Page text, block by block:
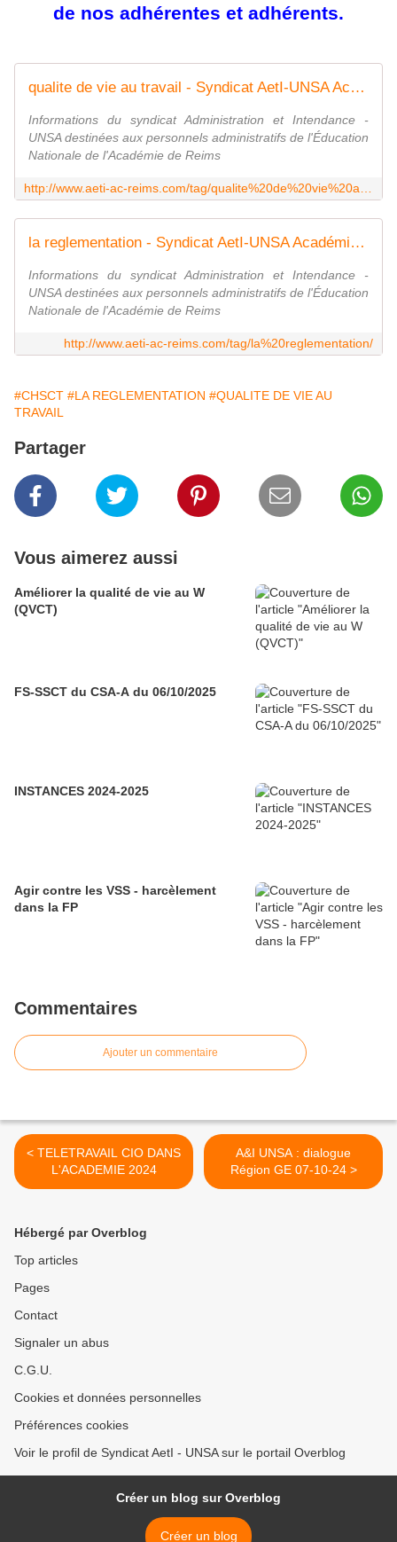
de nos adhérentes et adhérents.
qualite de vie au travail - Syndicat AetI-UNSA Académie Reims
Informations du syndicat Administration et Intendance -
UNSA destinées aux personnels administratifs de l'Éducation
Nationale de l'Académie de Reims
la reglementation - Syndicat AetI-UNSA Académie Reims
Informations du syndicat Administration et Intendance -
UNSA destinées aux personnels administratifs de l'Éducation
Nationale de l'Académie de Reims
http://www.aeti-ac-reims.com/tag/la%20reglementation/
#CHSCT #LA REGLEMENTATION #QUALITE DE VIE AU
TRAVAIL
Partager
Vous aimerez aussi
Améliorer la qualité de vie au W
(QVCT)
FS-SSCT du CSA-A du 06/10/2025
INSTANCES 2024-2025
Agir contre les VSS - harcèlement
dans la FP
Commentaires
Ajouter un commentaire
< TELETRAVAIL CIO DANS
L'ACADEMIE 2024
A&I UNSA : dialogue
Région GE 07-10-24 >
Hébergé par Overblog
Top articles
Pages
Contact
Signaler un abus
C.G.U.
Cookies et données personnelles
Préférences cookies
Voir le profil de Syndicat AetI - UNSA sur le portail Overblog
Créer un blog sur Overblog
Créer un blog